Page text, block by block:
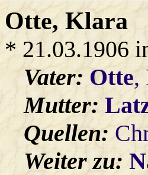
Otte, Klara
* 21.03.1906
Vater: Otte,
Mutter:
Quellen:
Weiter zu: